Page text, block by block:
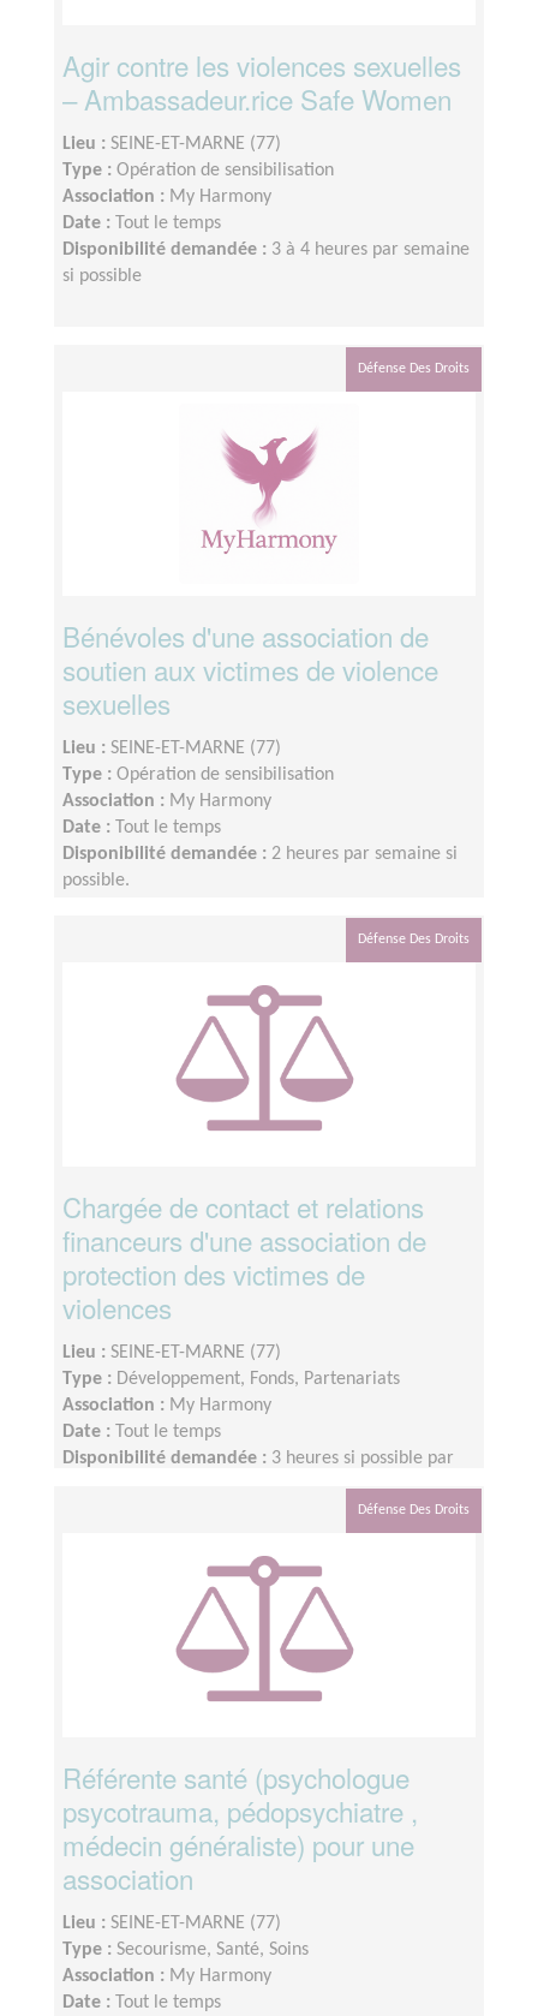
Agir contre les violences sexuelles
– Ambassadeur.rice Safe Women
Lieu : SEINE-ET-MARNE (77)
Type : Opération de sensibilisation
Association : My Harmony
Date :
Tout le temps
Disponibilité demandée : 3 à 4 heures par semaine
si possible
Défense Des Droits
Bénévoles d'une association de
soutien aux victimes de violence
sexuelles
Lieu : SEINE-ET-MARNE (77)
Type : Opération de sensibilisation
Association : My Harmony
Date :
Tout le temps
Disponibilité demandée : 2 heures par semaine si
possible.
Défense Des Droits
Chargée de contact et relations
financeurs d'une association de
protection des victimes de
violences
Lieu : SEINE-ET-MARNE (77)
Type : Développement, Fonds, Partenariats
Association : My Harmony
Date :
Tout le temps
Disponibilité demandée : 3 heures si possible par
Défense Des Droits
Référente santé (psychologue
psycotrauma, pédopsychiatre ,
médecin généraliste) pour une
association
Lieu : SEINE-ET-MARNE (77)
Type : Secourisme, Santé, Soins
Association : My Harmony
Date :
Tout le temps